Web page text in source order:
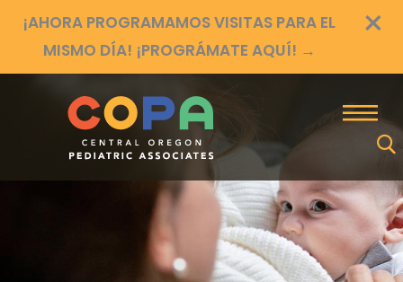
contenido
¡AHORA PROGRAMAMOS VISITAS PARA EL
MISMO DÍA! ¡PROGRÁMATE AQUÍ! →
×